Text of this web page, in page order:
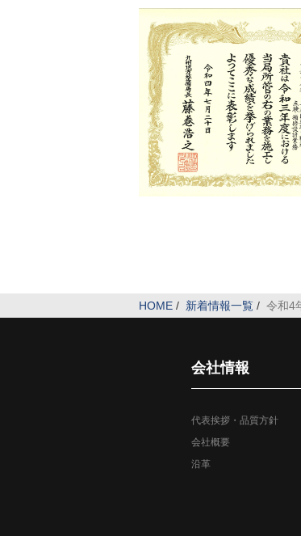
HOME / 新着情報一覧 / 令和4
会社情報
代表挨拶・品質方針
会社概要
沿革